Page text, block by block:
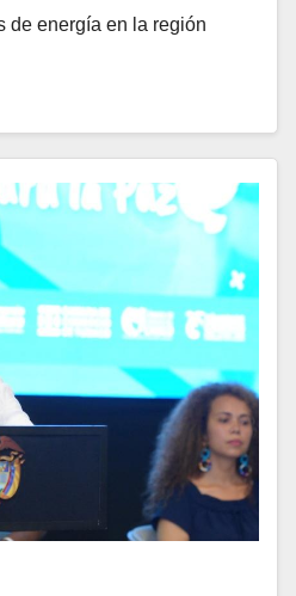
de energía en la región